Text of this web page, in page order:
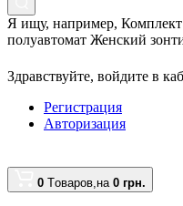
Я ищу, например,
полуавтомат Женский
Здравствуйте, войдите в
Регистрация
Авторизация
0 Tоваров,на 0 грн.